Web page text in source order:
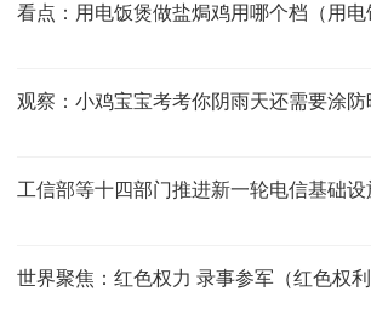
看点：用电饭煲做盐焗鸡用哪个档（用电
观察：小鸡宝宝考考你阴雨天还需要涂防
工信部等十四部门推进新一轮电信基础
世界聚焦：红色权力 录事参军（红色权利